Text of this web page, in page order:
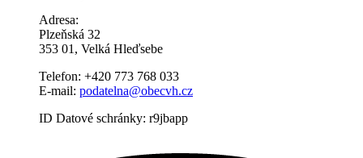
Adresa:
Plzeňská 32
353 01, Velká Hleďsebe
Telefon: +420 773 768 033
E-mail: podatelna@obecvh.cz
ID Datové schránky: r9jbapp